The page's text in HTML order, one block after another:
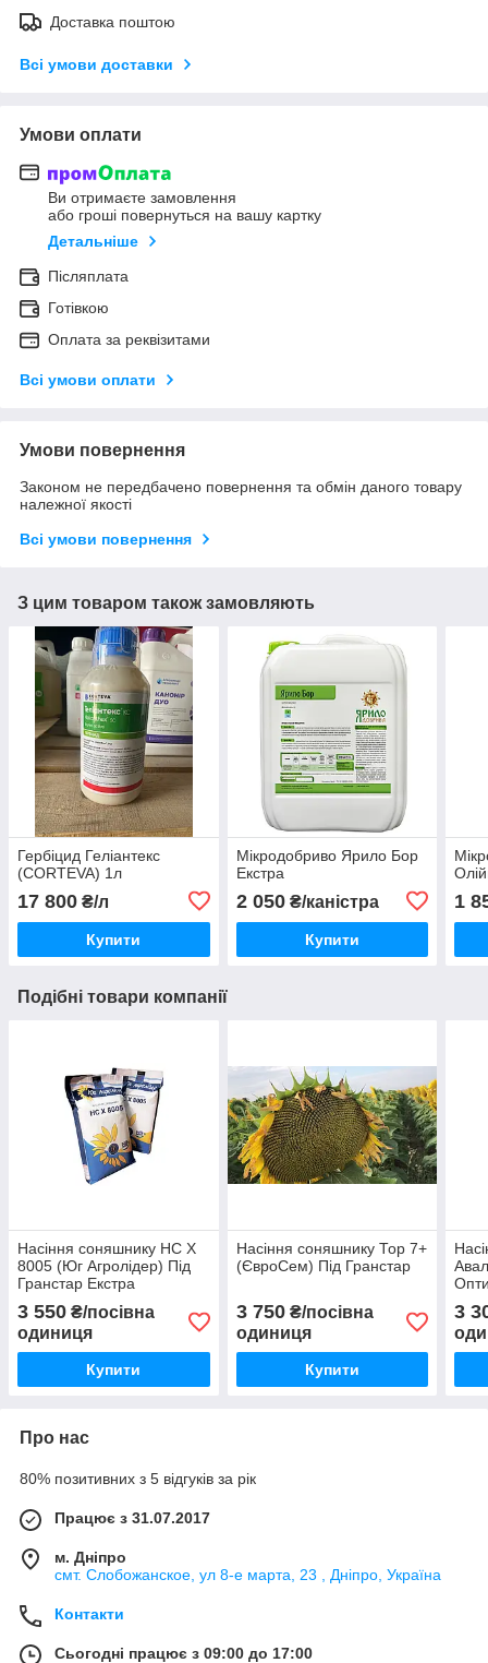
Доставка поштою
Всі умови доставки
Умови оплати
Ви отримаєте замовлення
або гроші повернуться на вашу картку
Детальніше
Післяплата
Готівкою
Оплата за реквізитами
Всі умови оплати
Умови повернення
Законом не передбачено повернення та обмін даного товару
належної якості
Всі умови повернення
З цим товаром також замовляють
Гербіцид Геліантекс
(CORTEVA) 1л
17 800 ₴/л
Купити
Мікродобриво Ярило Бор
Екстра
2 050₴/каністра
Купити
1
Подібні товари компанії
Насіння соняшнику НС Х
8005 (Юг Агролідер) Під
Гранстар Екстра
3 550 ₴/посівна
одиниця
Купити
Насіння соняшнику Тор 7+
(ЄвроСем) Під Гранстар
3 750₴/посівна
одиниця
Купити
3
Про нас
80% позитивних з 5 відгуків за рік
Працює з 31.07.2017
м. Дніпро
смт. Слобожанское, ул 8-е марта, 23 , Дніпро, Україна
Контакти
Сьогодні працює з 09:00 до 17:00